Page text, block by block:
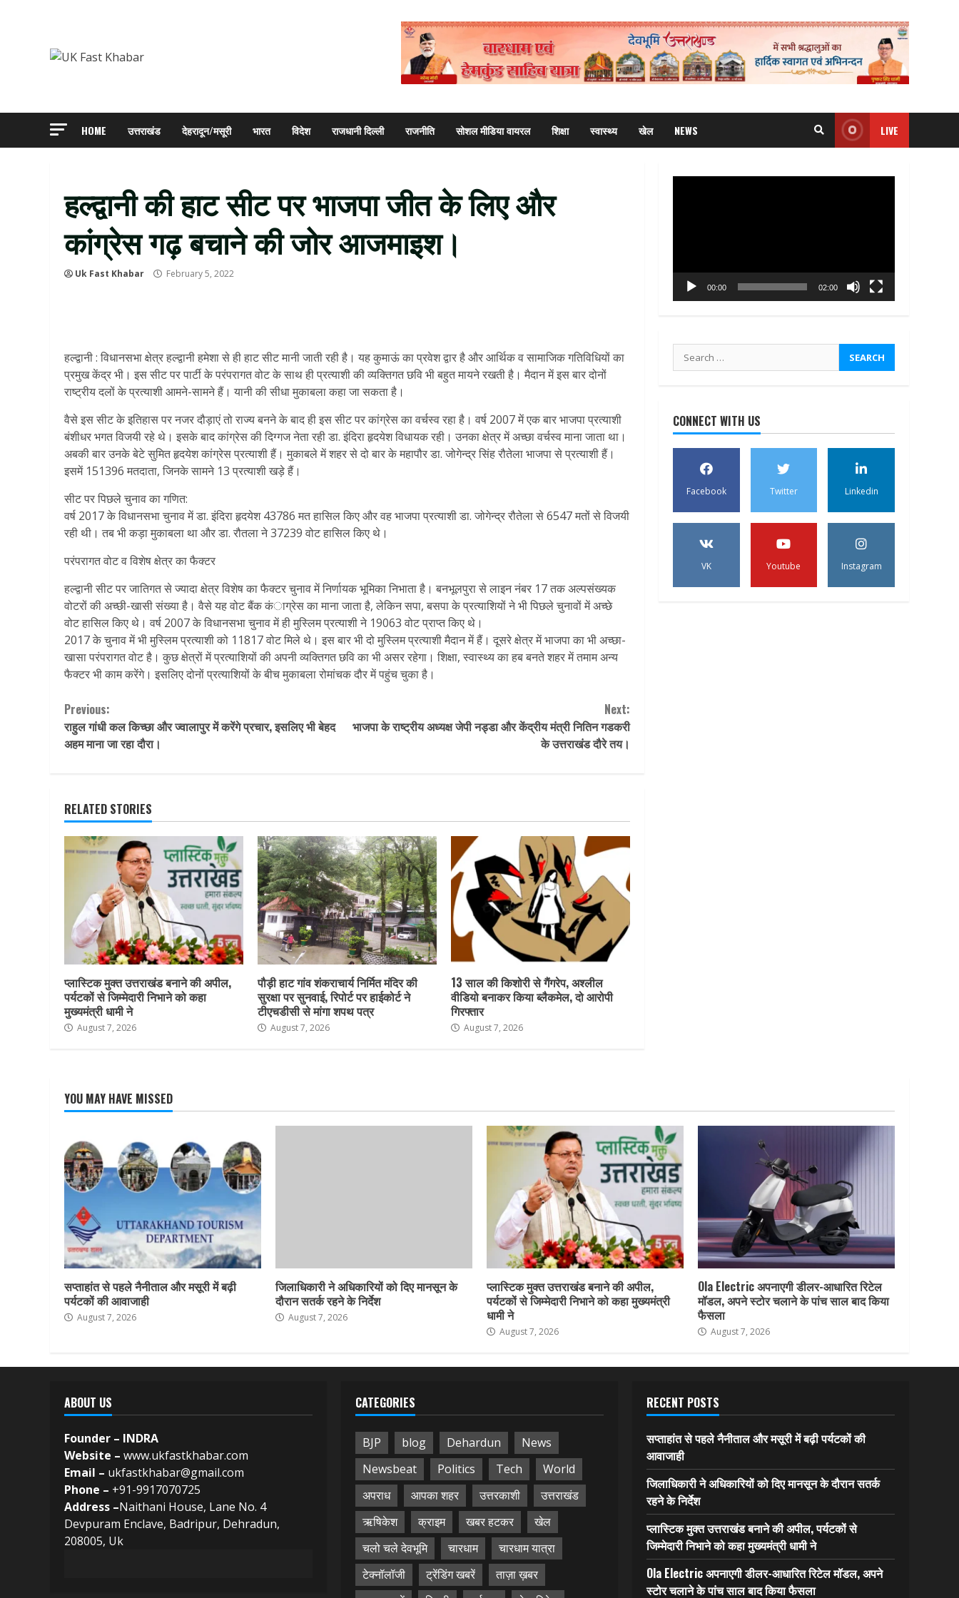
HOME उत्तराखंड देहरादून/मसूरी भारत विदेश राजधानी दिल्ली राजनीति सोशल मीडिया वायरल शिक्षा स्वास्थ्य खेल NEWS LIVE
हल्द्वानी की हाट सीट पर भाजपा जीत के लिए और
कांग्रेस गढ़ बचाने की जोर आजमाइश।
Uk Fast Khabar February 5, 2022
हल्द्वानी : विधानसभा क्षेत्र हल्द्वानी हमेशा से ही हाट सीट मानी जाती रही है। यह कुमाऊं का प्रवेश द्वार है और आर्थिक व सामाजिक गतिविधियों का
प्रमुख केंद्र भी। इस सीट पर पार्टी के परंपरागत वोट के साथ ही प्रत्याशी की व्यक्तिगत छवि भी बहुत मायने रखती है। मैदान में इस बार दोनों
राष्ट्रीय दलों के प्रत्याशी आमने-सामने हैं। यानी की सीधा मुकाबला कहा जा सकता है।
वैसे इस सीट के इतिहास पर नजर दौड़ाएं तो राज्य बनने के बाद ही इस सीट पर कांग्रेस का वर्चस्व रहा है। वर्ष 2007 में एक बार भाजपा प्रत्याशी
बंशीधर भगत विजयी रहे थे। इसके बाद कांग्रेस की दिग्गज नेता रही डा. इंदिरा हृदयेश विधायक रही। उनका क्षेत्र में अच्छा वर्चस्व माना जाता था।
अबकी बार उनके बेटे सुमित हृदयेश कांग्रेस प्रत्याशी हैं। मुकाबले में शहर से दो बार के महापौर डा. जोगेन्द्र सिंह रौतेला भाजपा से प्रत्याशी हैं।
इसमें 151396 मतदाता, जिनके सामने 13 प्रत्याशी खड़े हैं।
सीट पर पिछले चुनाव का गणित:
वर्ष 2017 के विधानसभा चुनाव में डा. इंदिरा हृदयेश 43786 मत हासिल किए और वह भाजपा प्रत्याशी डा. जोगेन्द्र रौतेला से 6547 मतों से विजयी
रही थी। तब भी कड़ा मुकाबला था और डा. रौतला ने 37239 वोट हासिल किए थे।
परंपरागत वोट व विशेष क्षेत्र का फैक्टर
हल्द्वानी सीट पर जातिगत से ज्यादा क्षेत्र विशेष का फैक्टर चुनाव में निर्णायक भूमिका निभाता है। बनभूलपुरा से लाइन नंबर 17 तक अल्पसंख्यक
वोटरों की अच्छी-खासी संख्या है। वैसे यह वोट बैंक कंाग्रेस का माना जाता है, लेकिन सपा, बसपा के प्रत्याशियों ने भी पिछले चुनावों में अच्छे
वोट हासिल किए थे। वर्ष 2007 के विधानसभा चुनाव में ही मुस्लिम प्रत्याशी ने 19063 वोट प्राप्त किए थे।
2017 के चुनाव में भी मुस्लिम प्रत्याशी को 11817 वोट मिले थे। इस बार भी दो मुस्लिम प्रत्याशी मैदान में हैं। दूसरे क्षेत्र में भाजपा का भी अच्छा-
खासा परंपरागत वोट है। कुछ क्षेत्रों में प्रत्याशियों की अपनी व्यक्तिगत छवि का भी असर रहेगा। शिक्षा, स्वास्थ्य का हब बनते शहर में तमाम अन्य
फैक्टर भी काम करेंगे। इसलिए दोनों प्रत्याशियों के बीच मुकाबला रोमांचक दौर में पहुंच चुका है।
Continue
Reading
Previous:
राहुल गांधी कल किच्छा और ज्वालापुर में करेंगे प्रचार, इसलिए भी बेहद
अहम माना जा रहा दौरा।
Next:
भाजपा के राष्ट्रीय अध्यक्ष जेपी नड्डा और केंद्रीय मंत्री नितिन गडकरी
के उत्तराखंड दौरे तय।
RELATED STORIES
प्लास्टिक मुक्त उत्तराखंड बनाने की अपील,
पर्यटकों से जिम्मेदारी निभाने को कहा
मुख्यमंत्री धामी ने
August 7, 2026
पौड़ी हाट गांव शंकराचार्य निर्मित मंदिर की
सुरक्षा पर सुनवाई, रिपोर्ट पर हाईकोर्ट ने
टीएचडीसी से मांगा शपथ पत्र
August 7, 2026
13 साल की किशोरी से गैंगरेप, अश्लील
वीडियो बनाकर किया ब्लैकमेल, दो आरोपी
गिरफ्तार
August 7, 2026
00:00 02:00
Search
for:
CONNECT WITH US
Facebook Twitter Linkedin
VK Youtube Instagram
YOU MAY HAVE MISSED
सप्ताहांत से पहले नैनीताल और मसूरी में बढ़ी
पर्यटकों की आवाजाही
August 7, 2026
जिलाधिकारी ने अधिकारियों को दिए मानसून के
दौरान सतर्क रहने के निर्देश
August 7, 2026
प्लास्टिक मुक्त उत्तराखंड बनाने की अपील,
पर्यटकों से जिम्मेदारी निभाने को कहा मुख्यमंत्री
धामी ने
August 7, 2026
Ola Electric अपनाएगी डीलर-आधारित रिटेल
मॉडल, अपने स्टोर चलाने के पांच साल बाद किया
फैसला
August 7, 2026
ABOUT US
Founder – INDRA
Website – www.ukfastkhabar.com
Email – ukfastkhabar@gmail.com
Phone – +91-9917070725
Address –Naithani House, Lane No. 4
Devpuram Enclave, Badripur, Dehradun,
208005, Uk
CATEGORIES
BJP blog Dehardun
News
Newsbeat
Politics Tech
World
अपराध
आपका शहर उत्तरकाशी
उत्तराखंड
ऋषिकेश
क्राइम खबर हटकर
खेल
चलो चले देवभूमि
चारधाम
चारधाम यात्रा
टेक्नॉलॉजी
ट्रेंडिंग खबरें
ताज़ा ख़बर
RECENT POSTS
सप्ताहांत से पहले नैनीताल और मसूरी में बढ़ी पर्यटकों की
आवाजाही
जिलाधिकारी ने अधिकारियों को दिए मानसून के दौरान सतर्क
रहने के निर्देश
प्लास्टिक मुक्त उत्तराखंड बनाने की अपील, पर्यटकों से
जिम्मेदारी निभाने को कहा मुख्यमंत्री धामी ने
Ola Electric अपनाएगी डीलर-आधारित रिटेल मॉडल, अपने
स्टोर चलाने के पांच साल बाद किया फैसला